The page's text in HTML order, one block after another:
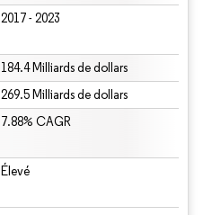
2017 - 2023
184.4 Milliards de dollars
269.5 Milliards de dollars
7.88% CAGR
Élevé